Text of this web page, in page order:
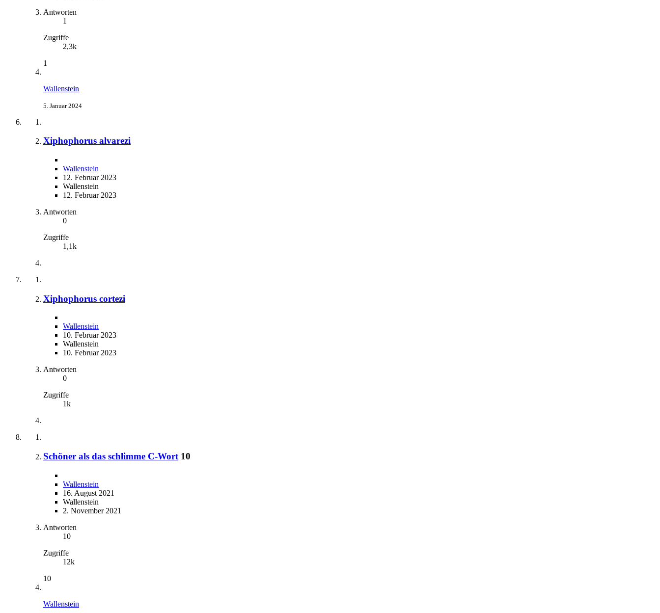
Antworten
1
Zugriffe
2,3k
1
Wallenstein
5. Januar 2024
Xiphophorus alvarezi
Wallenstein
12. Februar 2023
Wallenstein
12. Februar 2023
Antworten
0
Zugriffe
1,1k
Xiphophorus cortezi
Wallenstein
10. Februar 2023
Wallenstein
10. Februar 2023
Antworten
0
Zugriffe
1k
Schöner als das schlimme C-Wort 10
Wallenstein
16. August 2021
Wallenstein
2. November 2021
Antworten
10
Zugriffe
12k
10
Wallenstein